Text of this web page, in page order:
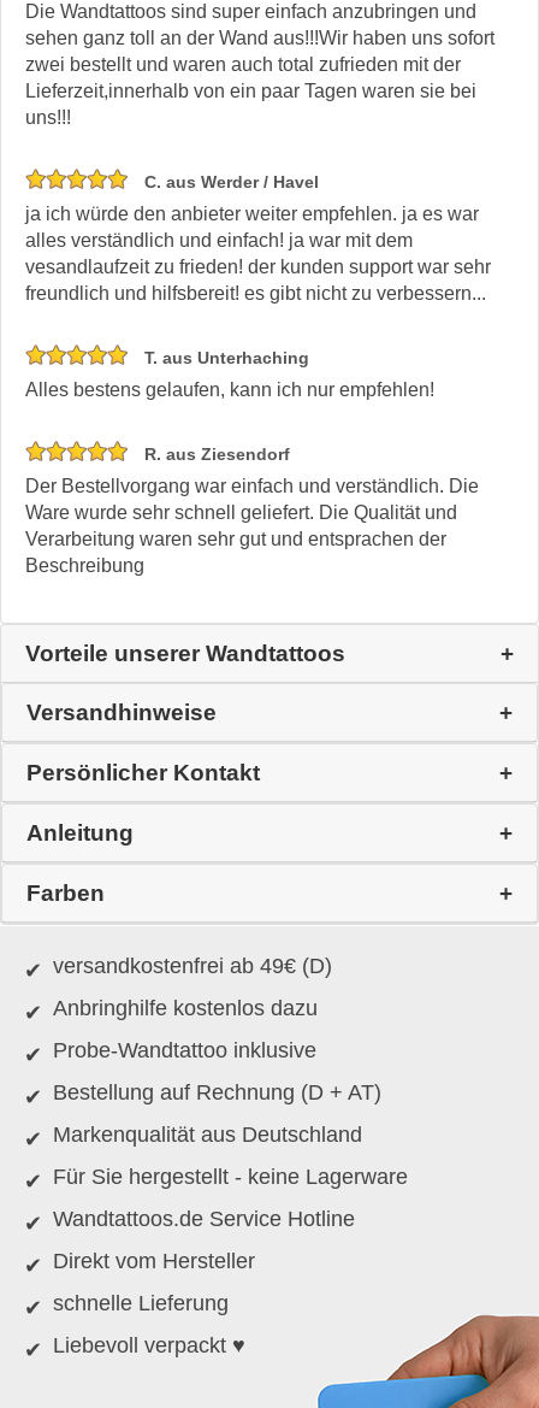
Die Wandtattoos sind super einfach anzubringen und
sehen ganz toll an der Wand aus!!!Wir haben uns sofort
zwei bestellt und waren auch total zufrieden mit der
Lieferzeit,innerhalb von ein paar Tagen waren sie bei
uns!!!
C. aus Werder / Havel
ja ich würde den anbieter weiter empfehlen. ja es war
alles verständlich und einfach! ja war mit dem
vesandlaufzeit zu frieden! der kunden support war sehr
freundlich und hilfsbereit! es gibt nicht zu verbessern...
T. aus Unterhaching
Alles bestens gelaufen, kann ich nur empfehlen!
R. aus Ziesendorf
Der Bestellvorgang war einfach und verständlich. Die
Ware wurde sehr schnell geliefert. Die Qualität und
Verarbeitung waren sehr gut und entsprachen der
Beschreibung
Vorteile unserer Wandtattoos
Versandhinweise
Persönlicher Kontakt
Anleitung
Farben
versandkostenfrei ab 49€ (D)
Anbringhilfe kostenlos dazu
Probe-Wandtattoo inklusive
Bestellung auf Rechnung (D + AT)
Markenqualität aus Deutschland
Für Sie hergestellt - keine Lagerware
Wandtattoos.de Service Hotline
Direkt vom Hersteller
schnelle Lieferung
Liebevoll verpackt ♥